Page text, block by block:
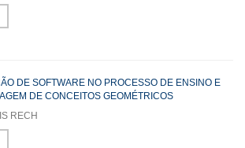
DE SOFTWARE NO PROCESSO DE ENSINO E
DE CONCEITOS GEOMÉTRICOS
RECH